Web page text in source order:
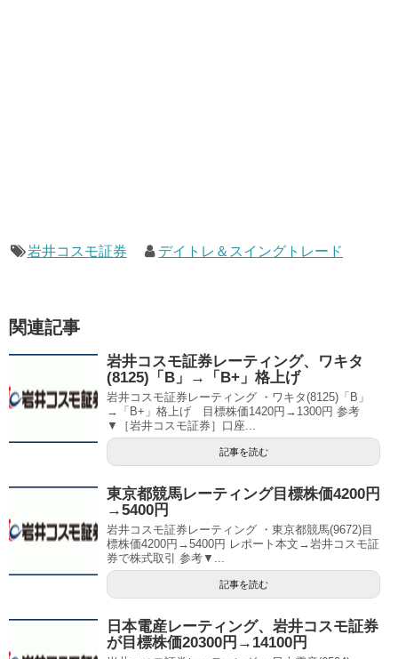
岩井コスモ証券 デイトレ＆スイングトレード
関連記事
岩井コスモ証券レーティング、ワキタ
(8125)「B」→「B+」格上げ
岩井コスモ証券レーティング ・ワキタ(8125)「B」
→「B+」格上げ 目標株価1420円→1300円 参考
▼［岩井コスモ証券］口座...
記事を読む
東京都競馬レーティング目標株価4200円
→5400円
岩井コスモ証券レーティング ・東京都競馬(9672)目
標株価4200円→5400円 レポート本文→岩井コスモ証
券で株式取引 参考▼...
記事を読む
日本電産レーティング、岩井コスモ証券
が目標株価20300円→14100円